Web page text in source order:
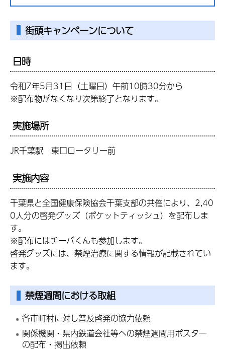
街頭キャンペーンについて
日時
令和7年5月31日（土曜日）午前10時30分から
※配布物がなくなり次第終了となります。
実施場所
JR千葉駅 東口ロータリー前
実施内容
千葉県と全国健康保険協会千葉支部の共催により、2,40
0人分の啓発グッズ（ポケットティッシュ）を配布しま
す。
※配布にはチーバくんも参加します。
啓発グッズには、禁煙治療に関する情報が記載されてい
ます。
禁煙週間における取組
各市町村に対し普及啓発の協力依頼
関係機関・県内鉄道会社等への禁煙週間用ポスター
の配布・掲出依頼